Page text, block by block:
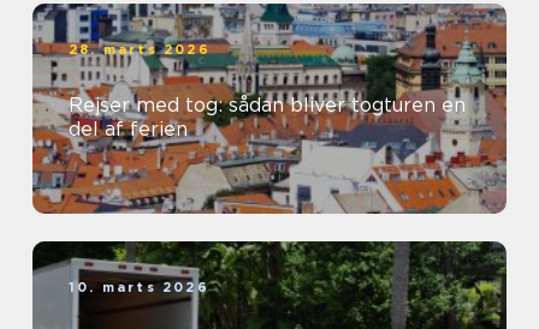
28. marts 2026
Rejser med tog: sådan bliver togturen en
del af ferien
10. marts 2026